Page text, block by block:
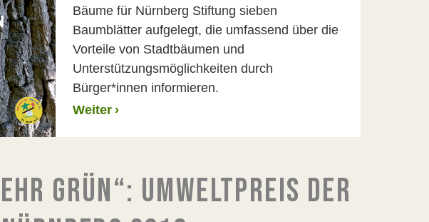
Bäume für Nürnberg Stiftung sieben
Baumblätter aufgelegt, die umfassend über die
Vorteile von Stadtbäumen und
Unterstützungsmöglichkeiten durch
Bürger*innen informieren.
Weiter ›
GRÜN“: UMWELTPREIS DER